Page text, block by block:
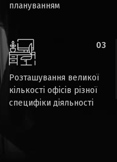
плануванням
03
Розташування великої
кількості офісів різної
специфіки діяльності